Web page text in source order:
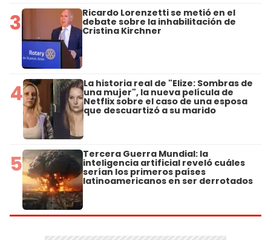
3 Ricardo Lorenzetti se metió en el
debate sobre la inhabilitación de
Cristina Kirchner
4 La historia real de "Elize: Sombras de
una mujer", la nueva película de
Netflix sobre el caso de una esposa
que descuartizó a su marido
5 Tercera Guerra Mundial: la
inteligencia artificial reveló cuáles
serían los primeros países
latinoamericanos en ser derrotados